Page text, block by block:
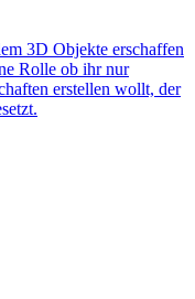
3D Objekte erschaffen
Rolle ob ihr nur
erstellen wollt, der